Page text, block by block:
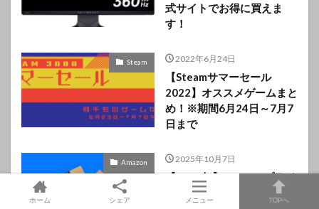
式サイトでお得に買えま
す！
Steam 2022年6月24日
【Steamサマーセール
2022】オススメゲームまと
め！※期間6月24日～7月7
日まで
Amazon 2025年10月7日
【2025年】Amazonプライ
ム感謝祭セール開催 忖度な
ホーム シェア メニュー TOPへ